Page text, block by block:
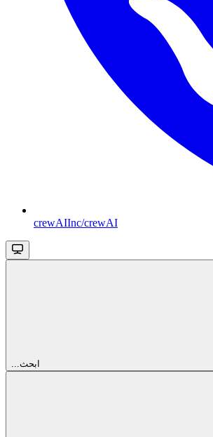
crewAIInc/crewAI
...ابحث